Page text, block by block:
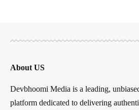
About US
Devbhoomi Media is a leading,
platform dedicated to delivering